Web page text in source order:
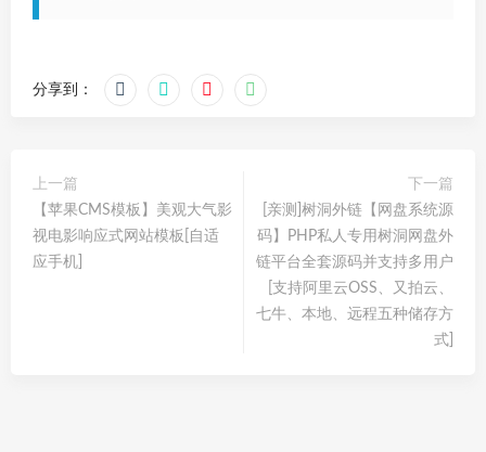
分享到：
上一篇
【苹果CMS模板】美观大气影
视电影响应式网站模板[自适
应手机]
下一篇
[亲测]树洞外链【网盘系统源
码】PHP私人专用树洞网盘外
链平台全套源码并支持多用户
[支持阿里云OSS、又拍云、
七牛、本地、远程五种储存方
式]